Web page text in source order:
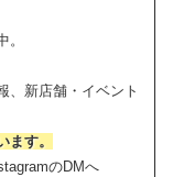
、新店舗・イベント
ます。
のDMへ